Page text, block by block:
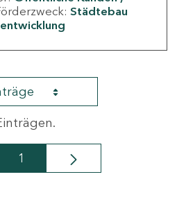
Städtebau
Seite
1